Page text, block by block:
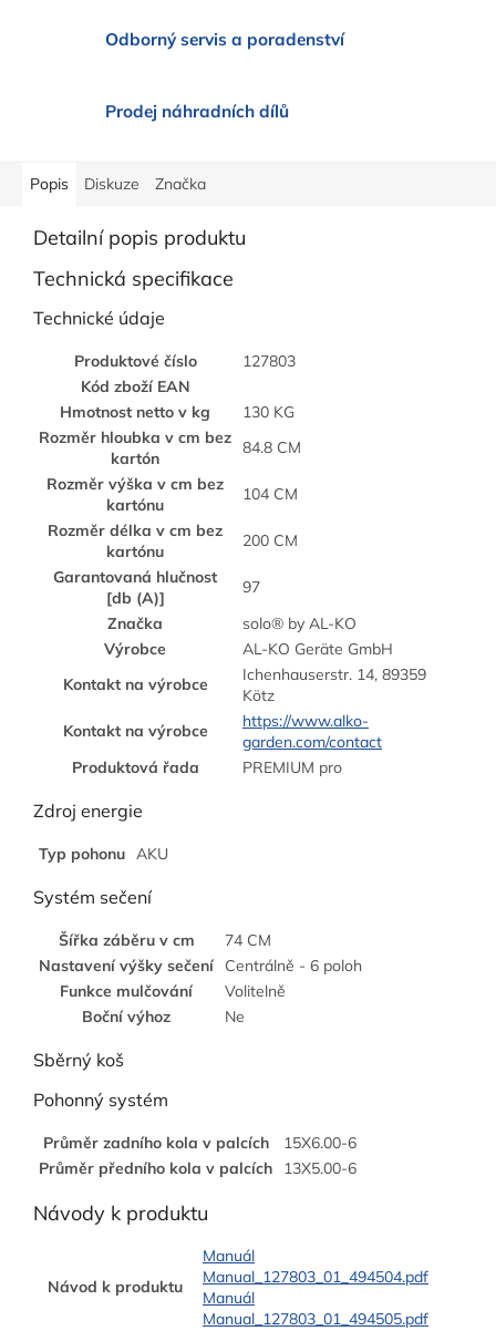
Odborný servis a poradenství
Prodej náhradních dílů
Popis Diskuze Značka
Detailní popis produktu
Technická specifikace
Technické údaje
Produktové číslo
127803
Kód zboží EAN
Hmotnost netto v kg
130 KG
Rozměr hloubka v cm bez
kartón
84.8 CM
Rozměr výška v cm bez
kartónu
104 CM
Rozměr délka v cm bez
kartónu
200 CM
Garantovaná hlučnost
[db (A)]
97
Značka
solo® by AL-KO
Výrobce
AL-KO Geräte GmbH
Kontakt na výrobce
Ichenhauserstr. 14, 89359
Kötz
Kontakt na výrobce
https://www.alko-
garden.com/contact
Produktová řada
PREMIUM pro
Zdroj energie
Typ pohonu AKU
Systém sečení
Šířka záběru v cm
74 CM
Nastavení výšky sečení
Centrálně - 6 poloh
Funkce mulčování
Volitelně
Boční výhoz
Ne
Sběrný koš
Pohonný systém
Průměr zadního kola v palcích
15X6.00-6
Průměr předního kola v palcích
13X5.00-6
Návody k produktu
Návod k produktu
Manuál
Manual_127803_01_494504.pdf
Manuál
Manual_127803_01_494505.pdf